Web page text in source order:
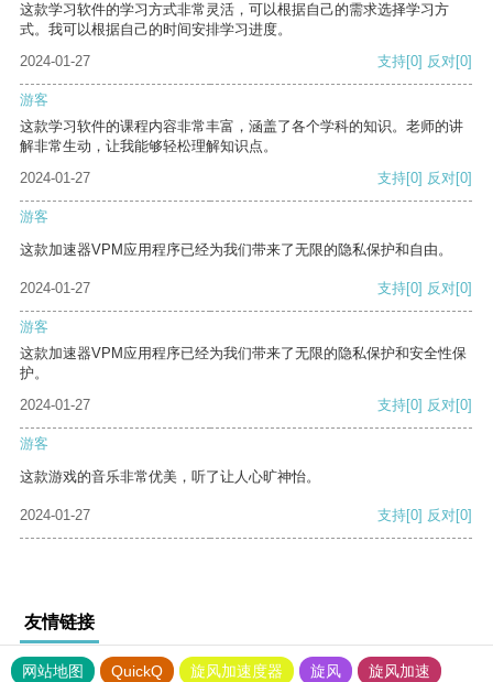
这款学习软件的学习方式非常灵活，可以根据自己的需求选择学习方
式。我可以根据自己的时间安排学习进度。
2024-01-27
支持[0] 反对[0]
游客
这款学习软件的课程内容非常丰富，涵盖了各个学科的知识。老师的讲
解非常生动，让我能够轻松理解知识点。
2024-01-27
支持[0] 反对[0]
游客
这款加速器VPM应用程序已经为我们带来了无限的隐私保护和自由。
2024-01-27 支持[0] 反对[0]
游客
这款加速器VPM应用程序已经为我们带来了无限的隐私保护和安全性保
护。
2024-01-27
支持[0] 反对[0]
游客
这款游戏的音乐非常优美，听了让人心旷神怡。
2024-01-27 支持[0] 反对[0]
友情链接
网站地图 QuickQ 旋风加速度器 旋风
旋风加速